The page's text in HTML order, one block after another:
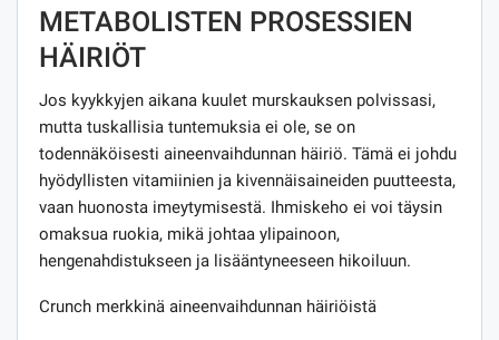
METABOLISTEN PROSESSIEN
HÄIRIÖT
Jos kyykkyjen aikana kuulet murskauksen polvissasi,
mutta tuskallisia tuntemuksia ei ole, se on
todennäköisesti aineenvaihdunnan häiriö. Tämä ei johdu
hyödyllisten vitamiinien ja kivennäisaineiden puutteesta,
vaan huonosta imeytymisestä. Ihmiskeho ei voi täysin
omaksua ruokia, mikä johtaa ylipainoon,
hengenahdistukseen ja lisääntyneeseen hikoiluun.
Crunch merkkinä aineenvaihdunnan häiriöistä